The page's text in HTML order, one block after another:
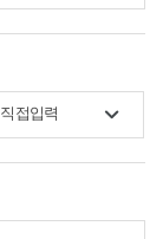
직접입력